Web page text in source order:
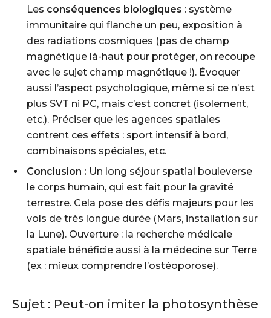
Les conséquences biologiques : système
immunitaire qui flanche un peu, exposition à
des radiations cosmiques (pas de champ
magnétique là-haut pour protéger, on recoupe
avec le sujet champ magnétique !). Évoquer
aussi l’aspect psychologique, même si ce n’est
plus SVT ni PC, mais c’est concret (isolement,
etc.). Préciser que les agences spatiales
contrent ces effets : sport intensif à bord,
combinaisons spéciales, etc.
Conclusion : Un long séjour spatial bouleverse
le corps humain, qui est fait pour la gravité
terrestre. Cela pose des défis majeurs pour les
vols de très longue durée (Mars, installation sur
la Lune). Ouverture : la recherche médicale
spatiale bénéficie aussi à la médecine sur Terre
(ex : mieux comprendre l’ostéoporose).
Sujet : Peut-on imiter la photosynthèse